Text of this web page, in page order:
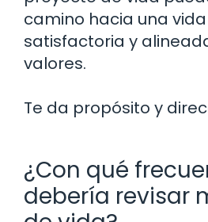
camino hacia una
satisfactoria y
valores.
Te da propósito y
¿Con qué
debería revisar